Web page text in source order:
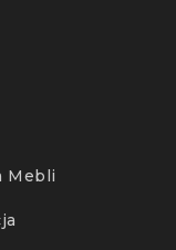
Mebli